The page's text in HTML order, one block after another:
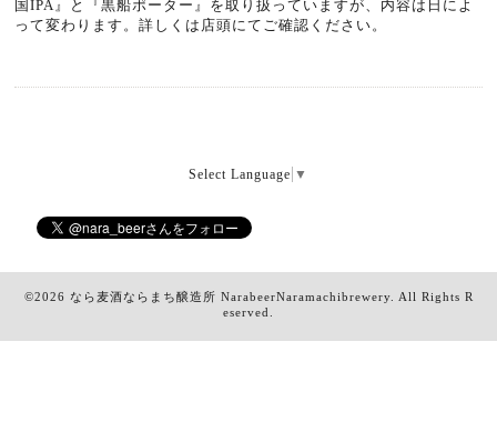
国IPA』と『黒船ポーター』を取り扱っていますが、内容は日によ
って変わります。詳しくは店頭にてご確認ください。
Select Language ▼
©2026 なら麦酒ならまち醸造所 NarabeerNaramachibrewery. All Rights R
eserved.